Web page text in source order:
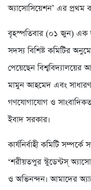
অ্যাসোসিয়েশন’ এর প্রথম
বৃহস্পতিবার (০১ জুন)
সদস্য বিশিষ্ট কমিটির
পেয়েছেন বিশ্ববিদ্যালয়ের
মামুন আহমেদ এবং সাধারণ
গণযোগাযোগ ও
ইবাদ সরকার।
কার্যনির্বাহী কমিটি
‘শরীয়তপুর স্টুডেন্টস্
ও অভিনন্দন। আমাদের